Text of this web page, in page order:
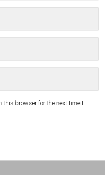
this browser for the next time I